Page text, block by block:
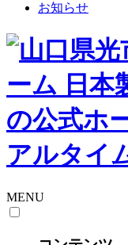
お知らせ
MENU